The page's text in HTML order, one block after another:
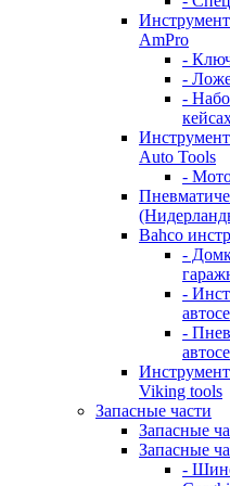
AmPro
-
-
-
Auto Tools
-
Bahco
-
-
-
Viking tools
Запасные части
Запасные
Запасные
-